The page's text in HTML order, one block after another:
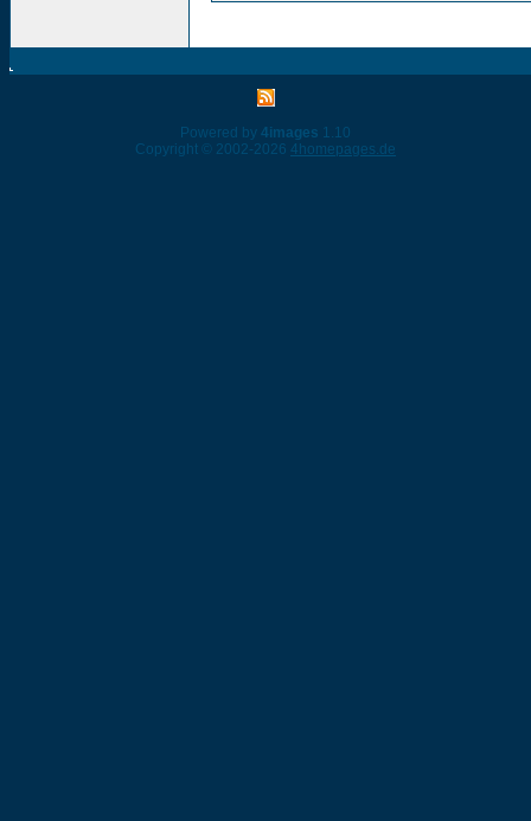
Powered by 4images 1.10
Copyright © 2002-2026 4homepages.de